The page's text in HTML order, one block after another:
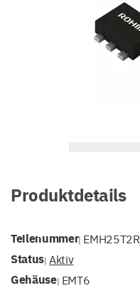
Produktdetails
Teilenummer| EMH25T2R
Status| Aktiv
Gehäuse| EMT6